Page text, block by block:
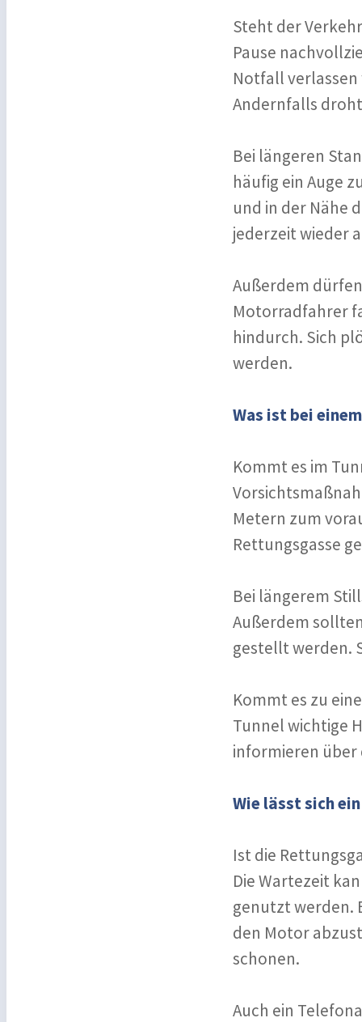
Steht der
Pause
Notfall
Andernfalls
Bei längeren
häufig ein Auge
und in der Nähe
jederzeit wieder
Außerdem
Motorradfahrer
hindurch. Sich
werden.
Was ist bei
Kommt es im
Metern zum
Rettungsgasse
Bei längerem
Außerdem
gestellt werden.
Kommt es zu
Tunnel wichtige
informieren über
Wie lässt sich
Ist die
Die Wartezeit
genutzt werden.
den Motor
schonen.
Auch ein